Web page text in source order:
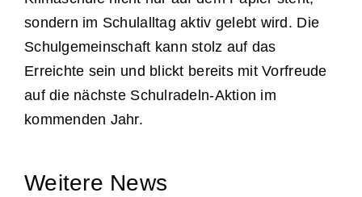
sondern im Schulalltag aktiv gelebt wird. Die
Schulgemeinschaft kann stolz auf das
Erreichte sein und blickt bereits mit Vorfreude
auf die nächste Schulradeln-Aktion im
kommenden Jahr.
Weitere News